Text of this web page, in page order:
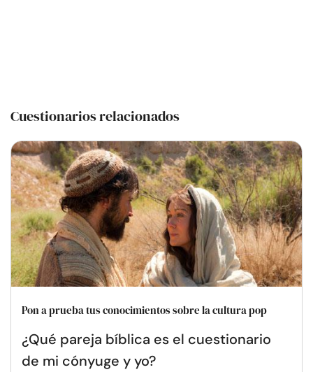
Cuestionarios relacionados
Pon a prueba tus conocimientos sobre la cultura pop
¿Qué pareja bíblica es el cuestionario
de mi cónyuge y yo?